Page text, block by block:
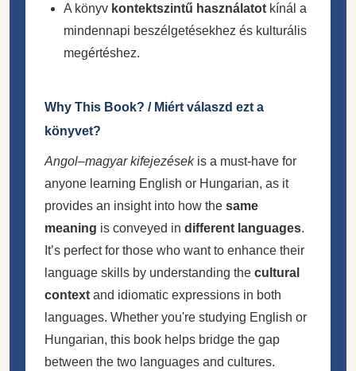
A könyv kontektszintű használatot kínál a
mindennapi beszélgetésekhez és kulturális
megértéshez.
Why This Book? / Miért válaszd ezt a
könyvet?
Angol–magyar kifejezésekis a must-have for
anyone learning English or Hungarian, as it
provides an insight into how the same
meaning is conveyed in different languages.
It’s perfect for those who want to enhance their
language skills by understanding the cultural
context and idiomatic expressions in both
languages. Whether you're studying English or
Hungarian, this book helps bridge the gap
between the two languages and cultures.